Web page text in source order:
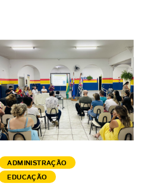
ADMINISTRAÇÃO
EDUCAÇÃO